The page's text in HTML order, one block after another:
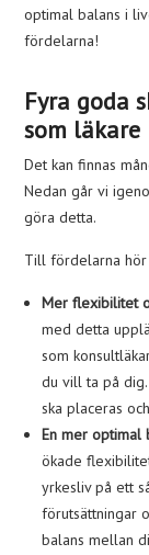
optimal balans i
fördelarna!
Fyra goda
som läkare
Det kan finnas
Nedan går vi
göra detta.
Till fördelarna
Mer flexibilitet
med detta
som
du vill ta på
ska placeras
En mer
ökade
yrkesliv på ett
förutsättningar
balans mellan